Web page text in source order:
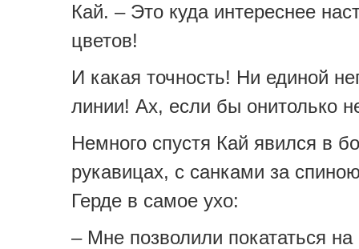
Кай. – Это куда интереснее
цветов!
И какая точность! Ни единой
линии! Ах, если бы онитолько
Немного спустя Кай явился в
рукавицах, с санками за
Герде в самое ухо:
– Мне позволили покататься